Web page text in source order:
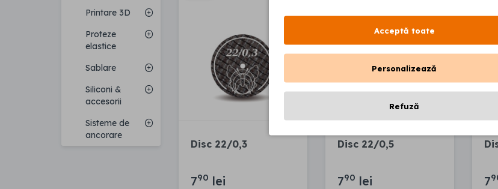
Printare 3D
Proteze
elastice
Sablare
Siliconi &
accesorii
Sisteme de
ancorare
Disc 22/0,3
790 lei
Disc 22/0,5
790 lei 7
Acceptă toate
Personalizează
Refuză